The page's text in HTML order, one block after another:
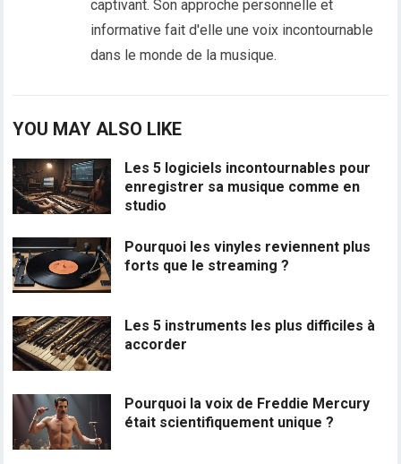
captivant. Son approche personnelle et
informative fait d'elle une voix incontournable
dans le monde de la musique.
YOU MAY ALSO LIKE
Les 5 logiciels incontournables pour
enregistrer sa musique comme en
studio
Pourquoi les vinyles reviennent plus
forts que le streaming ?
Les 5 instruments les plus difficiles à
accorder
Pourquoi la voix de Freddie Mercury
était scientifiquement unique ?